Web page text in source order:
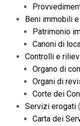
Beni immobili
Patrimonio
Canoni di
Controlli e
Organo di
Organi di
Corte dei
Servizi erogati
Carta dei